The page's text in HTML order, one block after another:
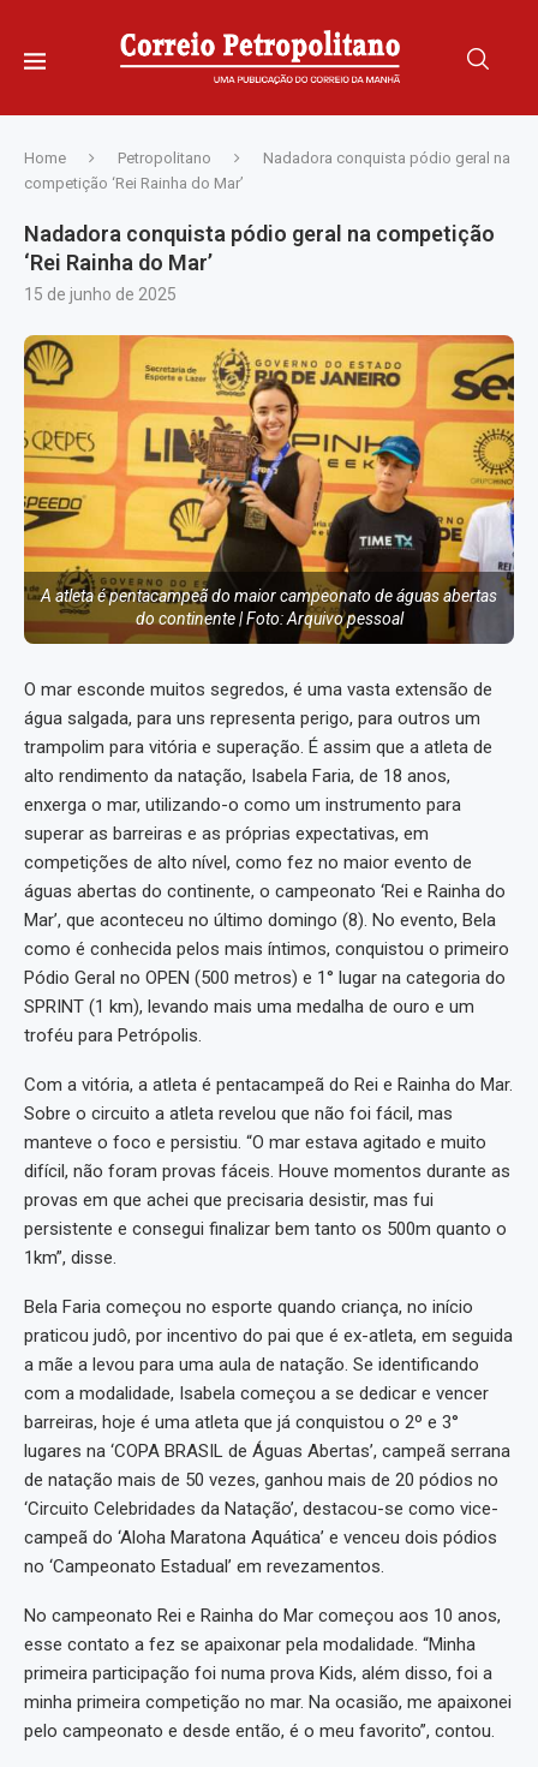
Home Petropolitano
Nadadora conquista pódio geral na
competição ‘Rei Rainha do Mar’
Nadadora conquista pódio geral na competição
‘Rei Rainha do Mar’
15 de junho de 2025
A atleta é pentacampeã do maior campeonato de águas abertas
do continente | Foto: Arquivo pessoal
O mar esconde muitos segredos, é uma vasta extensão de
água salgada, para uns representa perigo, para outros um
trampolim para vitória e superação. É assim que a atleta de
alto rendimento da natação, Isabela Faria, de 18 anos,
enxerga o mar, utilizando-o como um instrumento para
superar as barreiras e as próprias expectativas, em
competições de alto nível, como fez no maior evento de
águas abertas do continente, o campeonato ‘Rei e Rainha do
Mar’, que aconteceu no último domingo (8). No evento, Bela
como é conhecida pelos mais íntimos, conquistou o primeiro
Pódio Geral no OPEN (500 metros) e 1° lugar na categoria do
SPRINT (1 km), levando mais uma medalha de ouro e um
troféu para Petrópolis.
Com a vitória, a atleta é pentacampeã do Rei e Rainha do Mar.
Sobre o circuito a atleta revelou que não foi fácil, mas
manteve o foco e persistiu. “O mar estava agitado e muito
difícil, não foram provas fáceis. Houve momentos durante as
provas em que achei que precisaria desistir, mas fui
persistente e consegui finalizar bem tanto os 500m quanto o
1km”, disse.
Bela Faria começou no esporte quando criança, no início
praticou judô, por incentivo do pai que é ex-atleta, em seguida
a mãe a levou para uma aula de natação. Se identificando
com a modalidade, Isabela começou a se dedicar e vencer
barreiras, hoje é uma atleta que já conquistou o 2º e 3°
lugares na ‘COPA BRASIL de Águas Abertas’, campeã serrana
de natação mais de 50 vezes, ganhou mais de 20 pódios no
‘Circuito Celebridades da Natação’, destacou-se como vice-
campeã do ‘Aloha Maratona Aquática’ e venceu dois pódios
no ‘Campeonato Estadual’ em revezamentos.
No campeonato Rei e Rainha do Mar começou aos 10 anos,
esse contato a fez se apaixonar pela modalidade. “Minha
primeira participação foi numa prova Kids, além disso, foi a
minha primeira competição no mar. Na ocasião, me apaixonei
pelo campeonato e desde então, é o meu favorito”, contou.